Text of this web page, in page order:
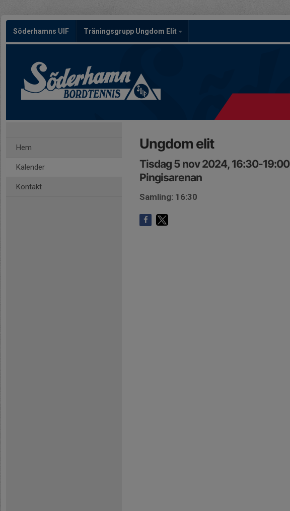
Söderhamns UIF Träningsgrupp Ungdom Elit
Hem
Kalender
Kontakt
Ungdom elit
Tisdag 5 nov 2024, 16:30-19:00
Pingisarenan
Samling: 16:30